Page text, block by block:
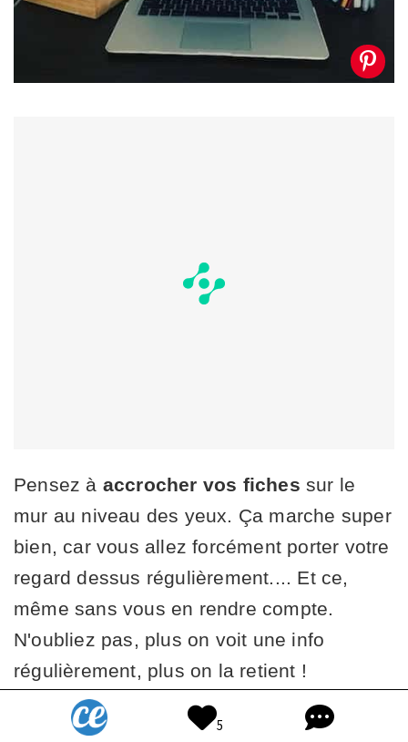
Pensez à accrocher vos fiches sur le
mur au niveau des yeux. Ça marche super
bien, car vous allez forcément porter votre
regard dessus régulièrement.... Et ce,
même sans vous en rendre compte.
N'oubliez pas, plus on voit une info
régulièrement, plus on la retient !
10. Planifiez aussi vos
5